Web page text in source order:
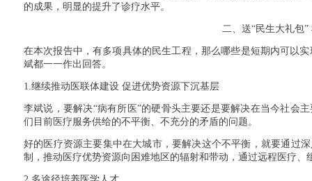
的成果，明显的提升了诊疗水平。
二、送“民生大礼包
在本次报告中，有多项具体的民生工程，那么哪些是短期内可以
斌都一一作出回答。
1.继续推动医联体建设 促进优势资源下沉基层
李斌说，要解决“病有所医”的硬骨头主要还是要解决在当今社会
们目前医疗服务供给的不平衡、不充分的矛盾的问题。
好的医疗资源主要集中在大城市，要解决这个不平衡，就要通过
制，推动医疗优势资源向困难地区的辐射和带动，通过远程医疗